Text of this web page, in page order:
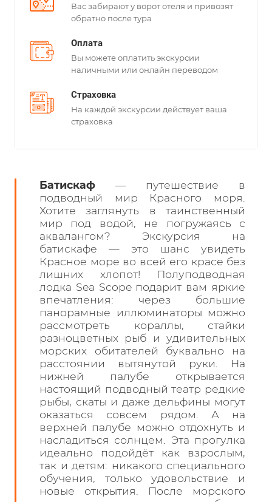
Вас забирают у ворот отеля и привозят
обратно после тура
Оплата
Вы можете оплатить экскурсии
наличными или онлайн переводом
Страховка
На каждой экскурсии действует ваша
страховка
Батискаф — путешествие в
подводный мир Красного моря.
Хотите заглянуть в таинственный
мир под водой, не погружаясь с
аквалангом? Экскурсия на
батискафе — это шанс увидеть
Красное море во всей его красе без
лишних хлопот! Полуподводная
лодка Sea Scope подарит вам яркие
впечатления: через большие
панорамные иллюминаторы можно
рассмотреть кораллы, стайки
разноцветных рыб и удивительных
морских обитателей буквально на
расстоянии вытянутой руки. На
нижней палубе открывается
настоящий подводный театр редкие
рыбы, скаты и даже дельфины могут
оказаться совсем рядом. А на
верхней палубе можно отдохнуть и
насладиться солнцем. Эта прогулка
идеально подойдёт как взрослым,
так и детям: никакого специального
обучения, только удовольствие и
новые открытия. После морского